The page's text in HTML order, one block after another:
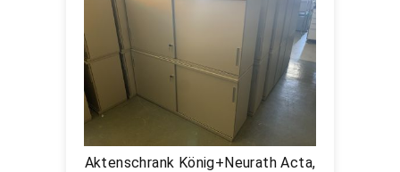
Aktenschrank König+Neurath Acta,